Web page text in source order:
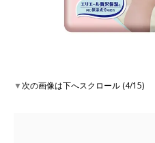
▼次の画像は下へスクロール (4/15)